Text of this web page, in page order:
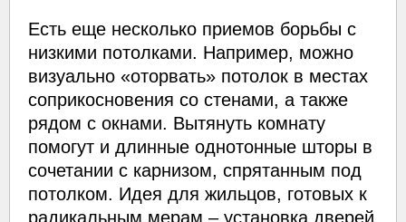
Есть еще несколько приемов борьбы с
низкими потолками. Например, можно
визуально «оторвать» потолок в местах
соприкосновения со стенами, а также
рядом с окнами. Вытянуть комнату
помогут и длинные однотонные шторы в
сочетании с карнизом, спрятанным под
потолком. Идея для жильцов, готовых к
радикальным мерам – установка дверей